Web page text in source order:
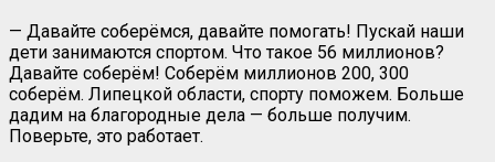
— Давайте соберёмся, давайте помогать! Пускай наши
дети занимаются спортом. Что такое 56 миллионов?
Давайте соберём! Соберём миллионов 200, 300
соберём. Липецкой области, спорту поможем. Больше
дадим на благородные дела — больше получим.
Поверьте, это работает.